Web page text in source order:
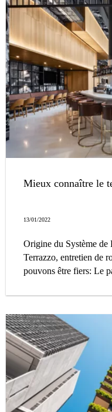
Mieux connaître le
13/01/2022
Origine du Système de
Terrazzo, entretien de
pouvons être fiers: Le
Montréal.